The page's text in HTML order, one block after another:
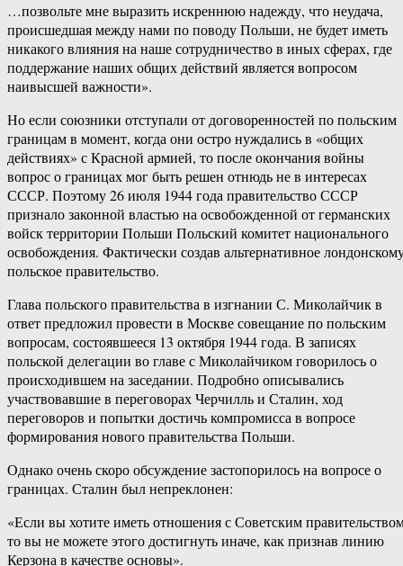
…позвольте мне выразить искреннюю надежду, что неудача,
происшедшая между нами по поводу Польши, не будет иметь
никакого влияния на наше сотрудничество в иных сферах, где
поддержание наших общих действий является вопросом
наивысшей важности».
Но если союзники отступали от договоренностей по польским
границам в момент, когда они остро нуждались в «общих
действиях» с Красной армией, то после окончания войны
вопрос о границах мог быть решен отнюдь не в интересах
СССР. Поэтому 26 июля 1944 года правительство СССР
признало законной властью на освобожденной от германских
войск территории Польши Польский комитет национального
освобождения. Фактически создав альтернативное
польское правительство.
Глава польского правительства в изгнании С. Миколайчик в
ответ предложил провести в Москве совещание по польским
вопросам, состоявшееся 13 октября 1944 года. В записях
польской делегации во главе с Миколайчиком говорилось о
происходившем на заседании. Подробно описывались
участвовавшие в переговорах Черчилль и Сталин, ход
переговоров и попытки достичь компромисса в вопросе
формирования нового правительства Польши.
Однако очень скоро обсуждение застопорилось на вопросе о
границах. Сталин был непреклонен:
«Если вы хотите иметь отношения с Советским
то вы не можете этого достигнуть иначе, как признав линию
Керзона в качестве основы».